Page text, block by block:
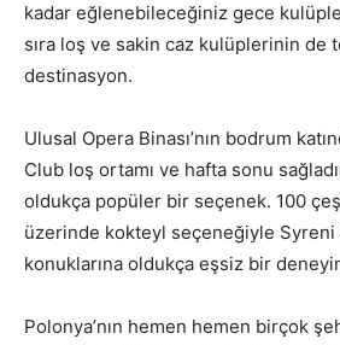
kadar eğlenebileceğiniz gece
sıra loş ve sakin caz kulüplerinin de
destinasyon.
Ulusal Opera Binası’nın bodrum
Club loş ortamı ve hafta sonu
oldukça popüler bir seçenek. 100
üzerinde kokteyl seçeneğiyle Syreni
konuklarına oldukça eşsiz bir
Polonya’nın hemen hemen birçok